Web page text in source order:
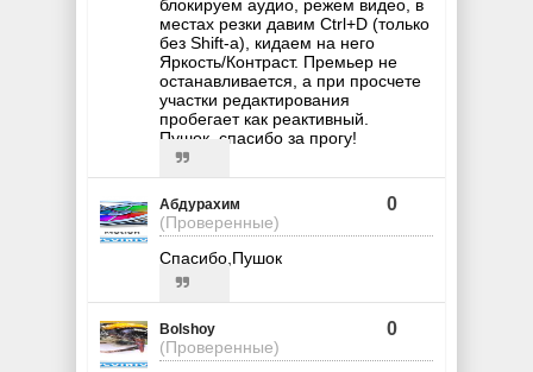
блокируем аудио, режем видео, в
местах резки давим Ctrl+D (только
без Shift-а), кидаем на него
Яркость/Контраст. Премьер не
останавливается, а при просчете
участки редактирования
пробегает как реактивный.
Пушок, спасибо за прогу!
Абдурахим
(Проверенные)
0
Спасибо,Пушок
Bolshoy
(Проверенные)
0